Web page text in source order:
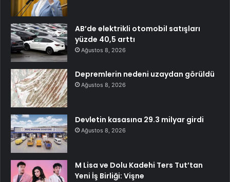
AB’de elektrikli otomobil satışları
yüzde 40,5 arttı
Ağustos 8, 2026
Depremlerin nedeni uzaydan görüldü
Ağustos 8, 2026
Devletin kasasına 29.3 milyar girdi
Ağustos 8, 2026
M Lisa ve Dolu Kadehi Ters Tut’tan
Yeni İş Birliği: Vişne